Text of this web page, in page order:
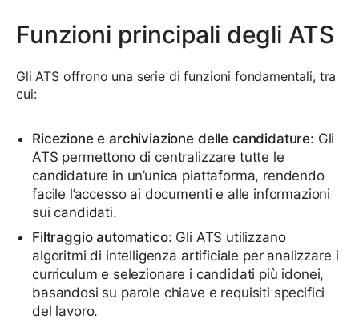
Funzioni principali degli ATS
Gli ATS offrono una serie di funzioni fondamentali, tra
cui:
Ricezione e archiviazione delle candidature: Gli
ATS permettono di centralizzare tutte le
candidature in un’unica piattaforma, rendendo
facile l’accesso ai documenti e alle informazioni
sui candidati.
Filtraggio automatico: Gli ATS utilizzano
algoritmi di intelligenza artificiale per analizzare i
curriculum e selezionare i candidati più idonei,
basandosi su parole chiave e requisiti specifici
del lavoro.